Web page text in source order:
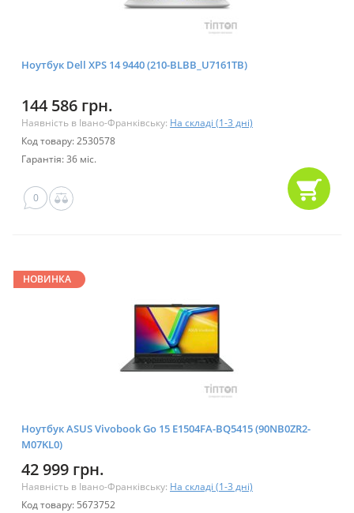
Ноутбук Dell XPS 14 9440 (210-BLBB_U7161TB)
144 586 грн.
Наявність в Івано-Франківську: На складі (1-3 дні)
Код товару: 2530578
Гарантія: 36 міс.
0
НОВИНКА
Ноутбук ASUS Vivobook Go 15 E1504FA-BQ5415 (90NB0ZR2-
M07KL0)
42 999 грн.
Наявність в Івано-Франківську: На складі (1-3 дні)
Код товару: 5673752